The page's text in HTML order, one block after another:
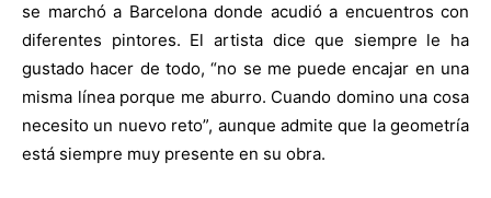
se marchó a Barcelona donde acudió a encuentros con
diferentes pintores. El artista dice que siempre le ha
gustado hacer de todo, “no se me puede encajar en una
misma línea porque me aburro. Cuando domino una cosa
necesito un nuevo reto”, aunque admite que la geometría
está siempre muy presente en su obra.